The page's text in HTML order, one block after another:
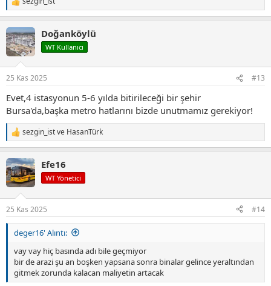
T
e
k
i
l
:
Doğanköylü
WT Kullanıcı
25 Kas 2025 #13
Evet,4 istasyonun 5-6 yılda bitirileceği bir şehir
Bursa'da,başka metro hatlarını bizde unutmamız gerekiyor!
T
e
k
i
l
:
sezgin_istve HasanTürk
Efe16
WT Yönetici
25 Kas 2025 #14
deger16' Alıntı:
vay vay hiç basında adı bile geçmiyor
bir de arazi şu an boşken yapsana sonra binalar gelince yeraltından
gitmek zorunda kalacan maliyetin artacak